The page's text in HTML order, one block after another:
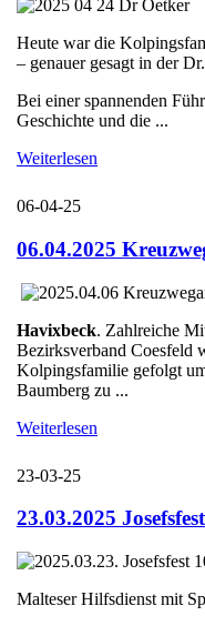
Heute war die
– genauer gesagt in der
Bei einer spannenden
Geschichte und die ...
Weiterlesen
06-04-25
06.04.2025
Havixbeck. Zahlreiche
Bezirksverband Coesfeld
Kolpingsfamilie gefolgt
Baumberg zu ...
Weiterlesen
23-03-25
23.03.2025
Malteser Hilfsdienst mit